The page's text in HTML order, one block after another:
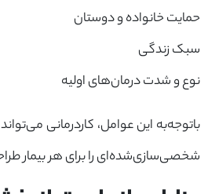
حمایت خانواده و دوستان
سبک زندگی
نوع و شدت درمان‌های اولیه
باتوجه‌به این عوامل، کاردرمانی
شخصی‌سازی‌شده‌ای را برای هر بیمار